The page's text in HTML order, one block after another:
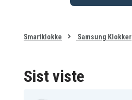
Smartklokke Samsung Klokker
Sist viste